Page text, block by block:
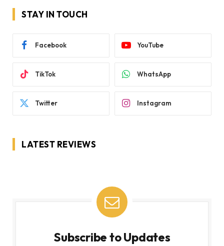
STAY IN TOUCH
Facebook YouTube
TikTok WhatsApp
Twitter Instagram
LATEST REVIEWS
Subscribe to Updates